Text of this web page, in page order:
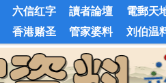
六信红字 讀者論壇 電郵天
香港赌圣 管家婆料 刘伯温